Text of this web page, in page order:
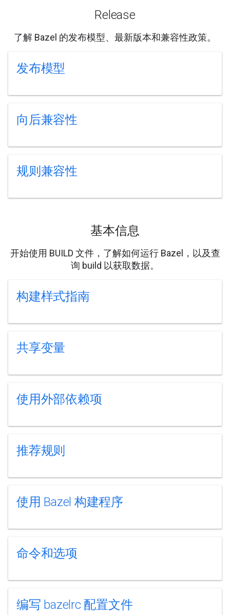
Release
了解 Bazel 的发布模型、最新版本和兼容性政策。
发布模型
向后兼容性
规则兼容性
基本信息
开始使用 BUILD 文件，了解如何运行 Bazel，以及查
询 build 以获取数据。
构建样式指南
共享变量
使用外部依赖项
推荐规则
使用 Bazel 构建程序
命令和选项
编写 bazelrc 配置文件